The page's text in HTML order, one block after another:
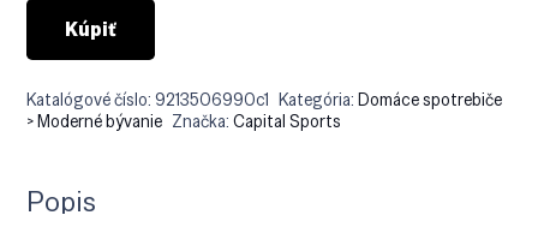
Kúpiť
Katalógové číslo:9213506990c1 Kategória:Domáce spotrebiče
> Moderné bývanie Značka:Capital Sports
Popis